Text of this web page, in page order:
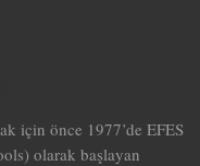
için önce 1977’de EFES
olarak başlayan